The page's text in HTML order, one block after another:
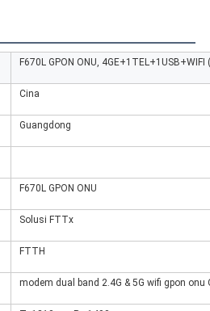
F670L GPON ONU,
Cina
Guangdong
F670L GPON ONU
Solusi FTTx
FTTH
modem dual band 2.4G & 5G wifi gpon onu